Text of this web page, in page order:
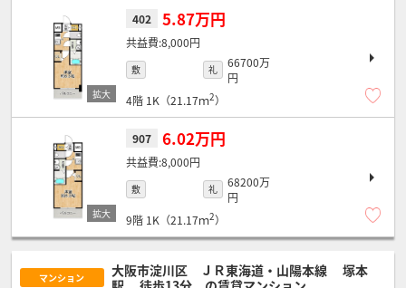
402 5.87万円
8,000円
敷 礼
66700万
円
4階 1K（21.17ｍ2）
907 6.02万円
8,000円
敷 礼
68200万
円
9階 1K（21.17ｍ2）
マンション 大阪市淀川区 ＪＲ東海道・山陽本線
塚本